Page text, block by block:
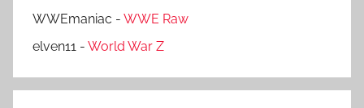
WWEmaniac - WWE Raw
elven11 - World War Z